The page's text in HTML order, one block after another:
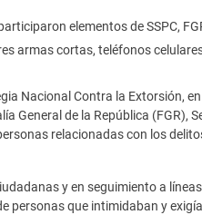
elementos de SSPC,
armas cortas, teléfonos
Nacional Contra la Extorsión,
General de la República (FGR),
relacionadas con los
y en seguimiento a
personas que intimidaban y